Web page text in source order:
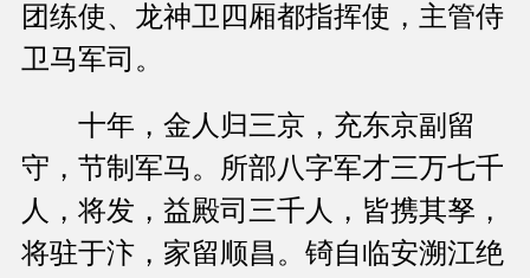
团练使、龙神卫四厢都指挥使，主管侍
卫马军司。
十年，金人归三京，充东京副留
守，节制军马。所部八字军才三万七千
人，将发，益殿司三千人，皆携其孥，
将驻于汴，家留顺昌。锜自临安溯江绝